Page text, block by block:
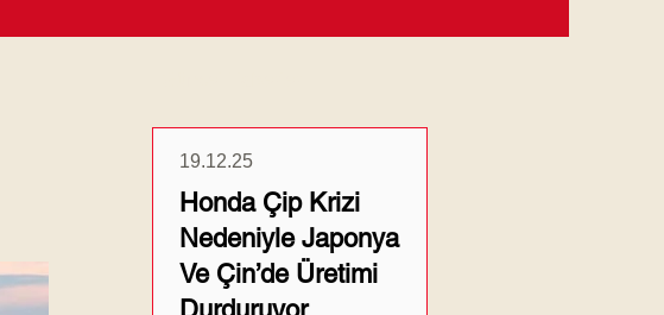
19.12.25
Honda Çip Krizi
Nedeniyle Japonya
Ve Çin’de Üretimi